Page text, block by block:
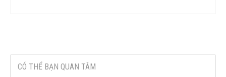
CÓ THỂ BẠN QUAN TÂM